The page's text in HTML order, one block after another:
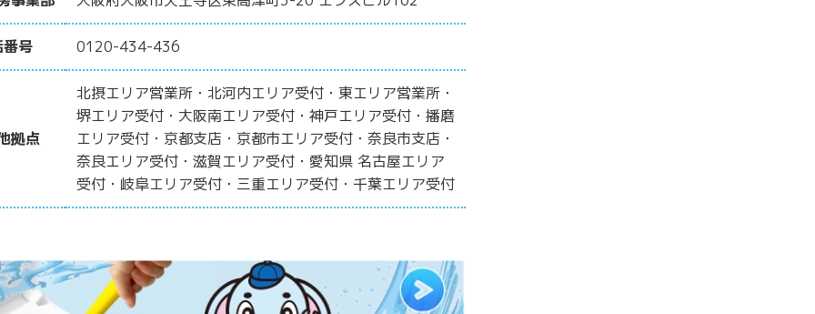
号 0120-434-436
拠点
北摂エリア営業所・北河内エリア受付・東エリア営業所・
堺エリア受付・大阪南エリア受付・神戸エリア受付・播磨
エリア受付・京都支店・京都市エリア受付・奈良市支店・
奈良エリア受付・滋賀エリア受付・愛知県 名古屋エリア
受付・岐阜エリア受付・三重エリア受付・千葉エリア受付